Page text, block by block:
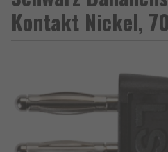
Kontakt Nickel,